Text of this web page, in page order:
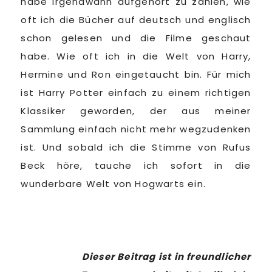
oft ich die Bücher auf deutsch und englisch
schon gelesen und die Filme geschaut
habe. Wie oft ich in die Welt von Harry,
Hermine und Ron eingetaucht bin. Für mich
ist Harry Potter einfach zu einem richtigen
Klassiker geworden, der aus meiner
Sammlung einfach nicht mehr wegzudenken
ist. Und sobald ich die Stimme von Rufus
Beck höre, tauche ich sofort in die
wunderbare Welt von Hogwarts ein.
Dieser Beitrag ist in freundlicher